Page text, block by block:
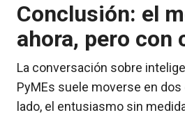
Conclusión: el
ahora, pero con
La conversación sobre
PyMEs suele moverse en
lado, el entusiasmo sin